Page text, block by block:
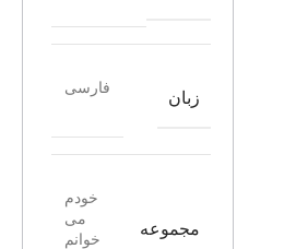
زبان
فارسی
مجموعه
خودم
می
خوانم